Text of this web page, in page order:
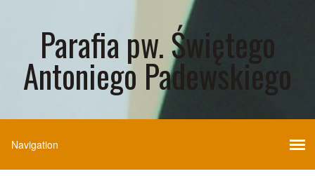
Parafia pw. Świętego
Antoniego Padewskiego